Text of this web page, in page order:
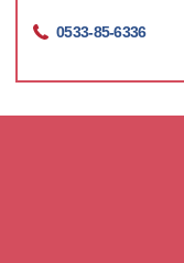
0533-85-6336